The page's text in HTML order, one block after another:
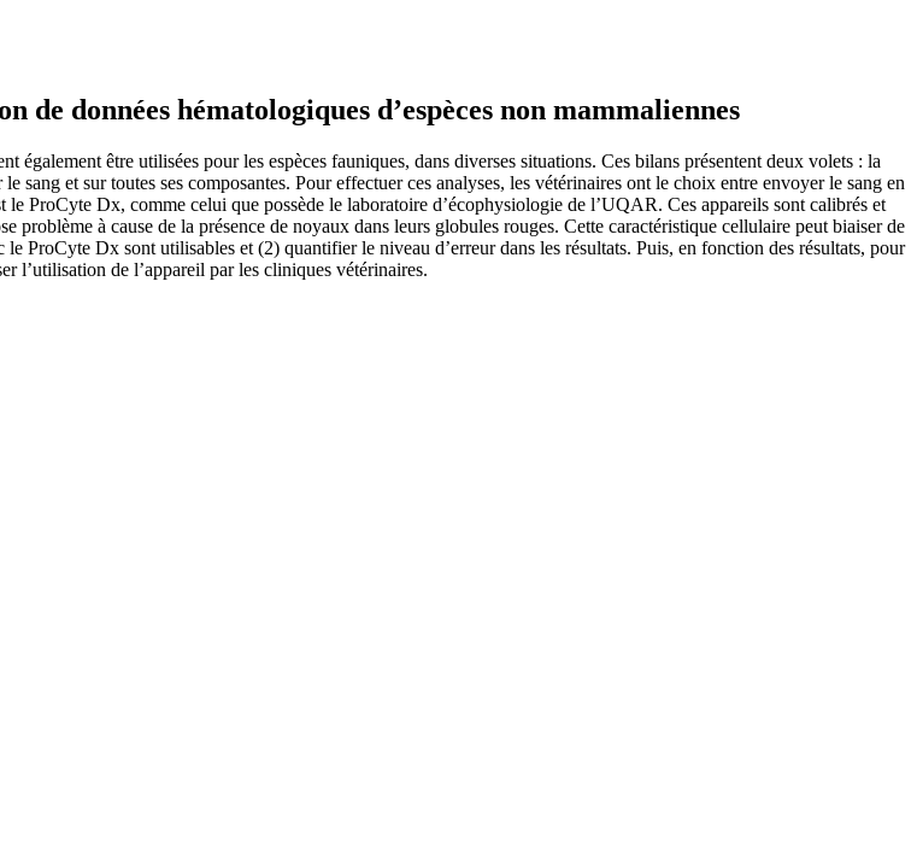
données hématologiques d’espèces non mammaliennes
également être utilisées pour les espèces fauniques, dans diverses situations. Ces bilans présentent deux volets : la
et sur toutes ses composantes. Pour effectuer ces analyses, les vétérinaires ont le choix entre envoyer le sang en
ProCyte Dx, comme celui que possède le laboratoire d’écophysiologie de l’UQAR. Ces appareils sont calibrés et
problème à cause de la présence de noyaux dans leurs globules rouges. Cette caractéristique cellulaire peut biaiser de
ProCyte Dx sont utilisables et (2) quantifier le niveau d’erreur dans les résultats. Puis, en fonction des résultats, pour
l’utilisation de l’appareil par les cliniques vétérinaires.